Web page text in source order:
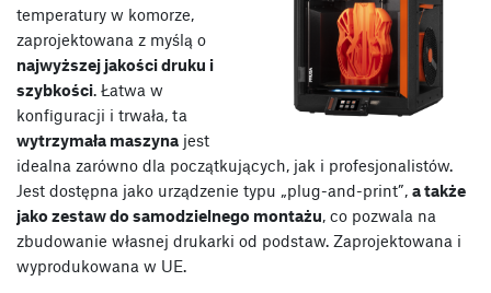
temperatury w komorze,
zaprojektowana z myślą o
najwyższej jakości druku i
szybkości . Łatwa w
konfiguracji i trwała, ta
wytrzymała maszyna jest
idealna zarówno dla początkujących, jak i profesjonalistów.
Jest dostępna jako urządzenie typu „plug-and-print”, a także
jako zestaw do samodzielnego montażu , co pozwala na
zbudowanie własnej drukarki od podstaw. Zaprojektowana i
wyprodukowana w UE.